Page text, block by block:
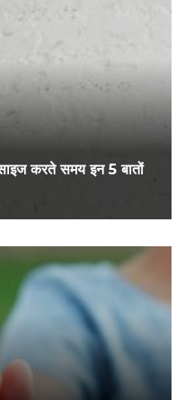
करते समय इन 5 बातों